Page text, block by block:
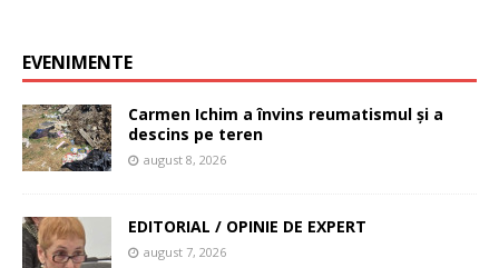
EVENIMENTE
Carmen Ichim a învins reumatismul și a
descins pe teren
august 8, 2026
EDITORIAL / OPINIE DE EXPERT
august 7, 2026